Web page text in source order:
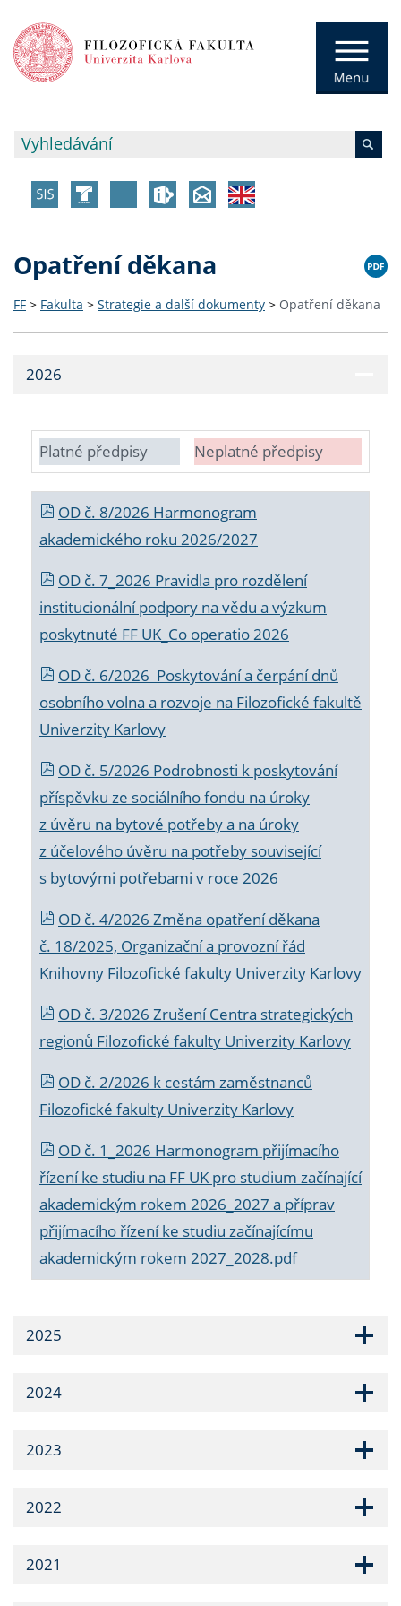
Opatření děkana
FF > Fakulta > Strategie a další dokumenty > Opatření děkana
2026
Platné předpisy Neplatné předpisy
OD č. 8/2026 Harmonogram
akademického roku 2026/2027
OD č. 7_2026 Pravidla pro rozdělení
institucionální podpory na vědu a výzkum
poskytnuté FF UK_Co operatio 2026
OD č. 6/2026 Poskytování a čerpání dnů
osobního volna a rozvoje na Filozofické fakultě
Univerzity Karlovy
OD č. 5/2026 Podrobnosti k poskytování
příspěvku ze sociálního fondu na úroky
z úvěru na bytové potřeby a na úroky
z účelového úvěru na potřeby související
s bytovými potřebami v roce 2026
OD č. 4/2026 Změna opatření děkana
č. 18/2025, Organizační a provozní řád
Knihovny Filozofické fakulty Univerzity Karlovy
OD č. 3/2026 Zrušení Centra strategických
regionů Filozofické fakulty Univerzity Karlovy
OD č. 2/2026 k cestám zaměstnanců
Filozofické fakulty Univerzity Karlovy
OD č. 1_2026 Harmonogram přijímacího
řízení ke studiu na FF UK pro studium začínající
akademickým rokem 2026_2027 a příprav
přijímacího řízení ke studiu začínajícímu
akademickým rokem 2027_2028.pdf
2025
2024
2023
2022
2021